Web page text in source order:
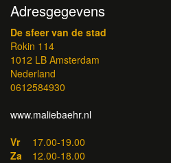
Adresgegevens
De sfeer van de stad
Rokin 114
1012 LB Amsterdam
Nederland
0612584930
www.maliebaehr.nl
Vr
17.00-19.00
Za
12.00-18.00